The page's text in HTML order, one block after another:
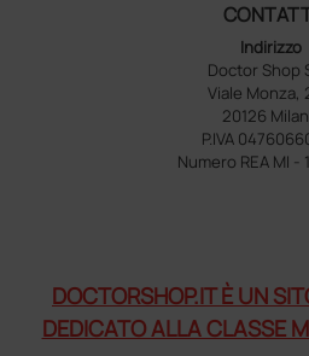
Indirizzo
Doctor Shop
Viale Monza,
20126
P.IVA
Numero REA MI -
DOCTORSHOP.IT È UN
DEDICATO ALLA CLASSE